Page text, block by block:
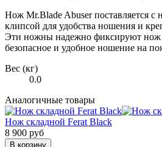
Нож Mr.Blade Abuser поставляется с
клипсой для удобства ношения и
Эти ножны надежно фиксируют нож
безопасное и удобное ношение на
Вес (кг)
0.0
Аналогичные товары
Нож складной Ferat Black
8 900 руб
В корзину